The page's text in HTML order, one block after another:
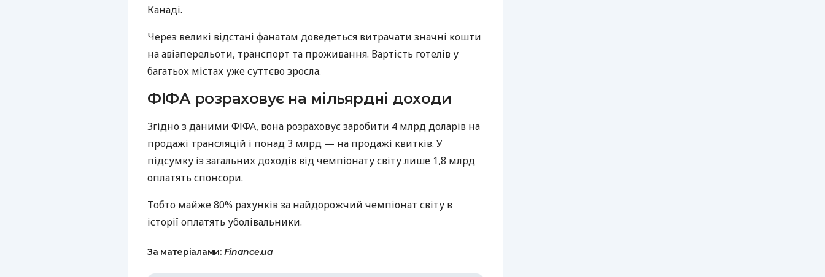
Канаді.
Через великі відстані фанатам доведеться витрачати значні кошти
на авіаперельоти, транспорт та проживання. Вартість готелів у
багатьох містах уже суттєво зросла.
ФІФА розраховує на мільярдні доходи
Згідно з даними ФІФА, вона розраховує заробити 4 млрд доларів на
продажі трансляцій і понад 3 млрд — на продажі квитків. У
підсумку із загальних доходів від чемпіонату світу лише 1,8 млрд
оплатять спонсори.
Тобто майже 80% рахунків за найдорожчий чемпіонат світу в
історії оплатять уболівальники.
За матеріалами: Finance.ua